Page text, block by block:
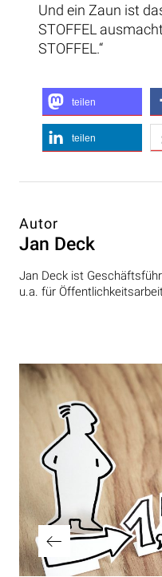
Und ein Zaun ist
STOFFEL
STOFFEL.“
teilen
teilen
Autor
Jan Deck
Jan Deck ist
u.a. für